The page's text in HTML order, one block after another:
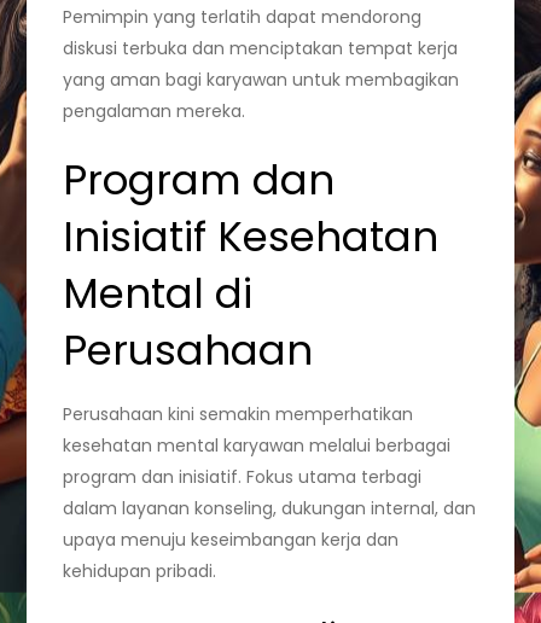
Pemimpin yang terlatih dapat mendorong
diskusi terbuka dan menciptakan tempat kerja
yang aman bagi karyawan untuk membagikan
pengalaman mereka.
Program dan
Inisiatif Kesehatan
Mental di
Perusahaan
Perusahaan kini semakin memperhatikan
kesehatan mental karyawan melalui berbagai
program dan inisiatif. Fokus utama terbagi
dalam layanan konseling, dukungan internal, dan
upaya menuju keseimbangan kerja dan
kehidupan pribadi.